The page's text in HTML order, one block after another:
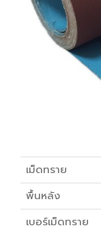
เม็ดทราย
พื้นหลัง
เบอร์เม็ดทราย